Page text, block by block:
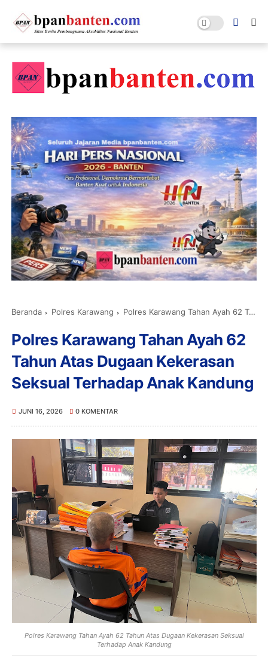
Beranda Polres Karawang Polres Karawang Tahan Ayah 62 Tahun Atas Dugaan Kekerasan Seksual Terhadap Anak Kandung
Polres Karawang Tahan Ayah 62
Tahun Atas Dugaan Kekerasan
Seksual Terhadap Anak Kandung
JUNI 16, 2026 0 KOMENTAR
Polres Karawang Tahan Ayah 62 Tahun Atas Dugaan Kekerasan Seksual
Terhadap Anak Kandung